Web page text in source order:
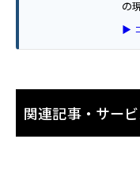
の
▶
関連記事・サー